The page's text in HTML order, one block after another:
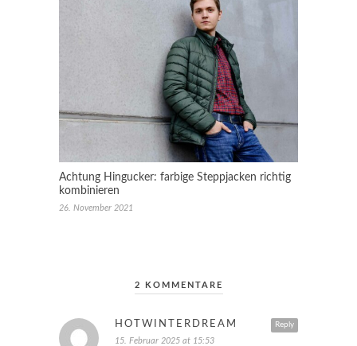
Achtung Hingucker: farbige Steppjacken richtig
kombinieren
26. November 2021
2 KOMMENTARE
Reply
HOTWINTERDREAM
15. Februar 2025 at 15:53